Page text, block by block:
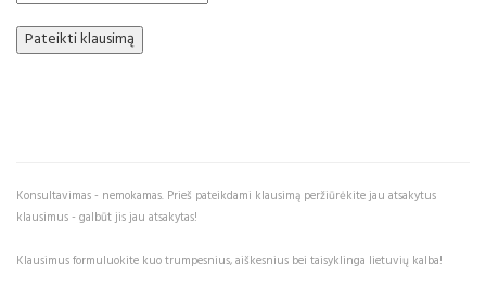
Konsultavimas - nemokamas. Prieš pateikdami klausimą peržiūrėkite jau atsakytus
klausimus - galbūt jis jau atsakytas!
Klausimus formuluokite kuo trumpesnius, aiškesnius bei taisyklinga lietuvių kalba!